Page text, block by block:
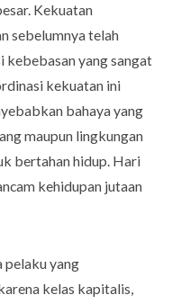
Kekuatan
sebelumnya telah
kebebasan yang sangat
kekuatan ini
bahaya yang
maupun lingkungan
bertahan hidup. Hari
kehidupan jutaan
pelaku yang
kelas kapitalis,